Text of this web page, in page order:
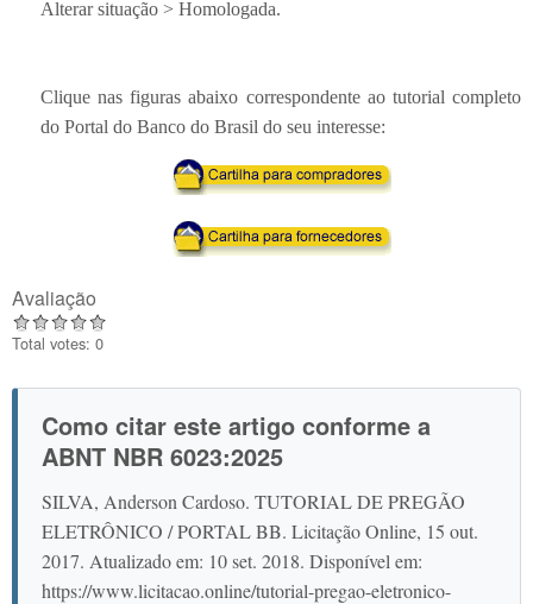
Alterar situação > Homologada.
Clique nas figuras abaixo correspondente ao tutorial completo
do Portal do Banco do Brasil do seu interesse:
Avaliação
Total votes: 0
Como citar este artigo conforme a
ABNT NBR 6023:2025
SILVA, Anderson Cardoso. TUTORIAL DE PREGÃO
ELETRÔNICO / PORTAL BB. Licitação Online, 15 out.
2017. Atualizado em: 10 set. 2018. Disponível em:
https://www.licitacao.online/tutorial-pregao-eletronico-